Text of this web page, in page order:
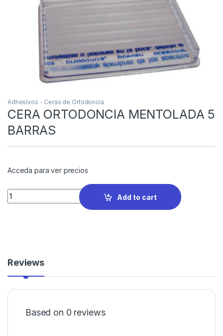
Adhesivos - Ceras de Ortodoncia
CERA ORTODONCIA MENTOLADA 5
BARRAS
Acceda para ver precios
Quantity
Add to cart
Reviews
Based on 0 reviews